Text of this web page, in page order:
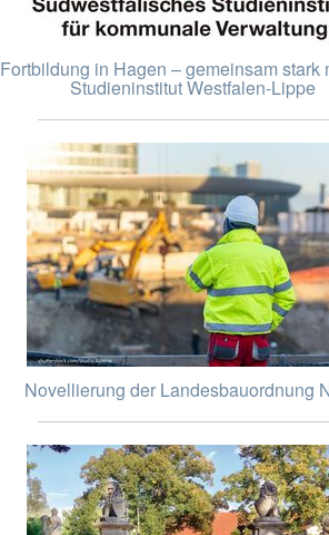
Fortbildung in Hagen – gemeinsam stark
Studieninstitut Westfalen-Lippe
Novellierung der Landesbauordnung